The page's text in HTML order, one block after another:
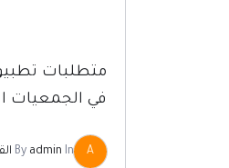
متطلبات
في الجمعيات
A
By admin In